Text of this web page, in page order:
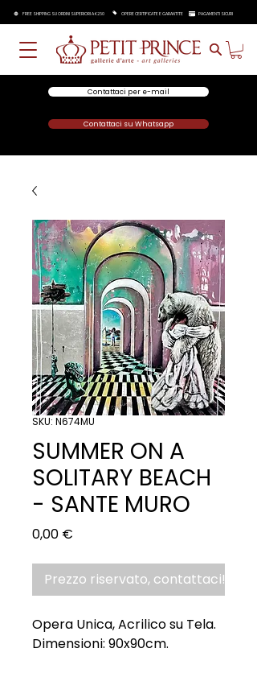
FREE SHIPPING SU ORDINI SUPERIORI A €250 OPERE CERTIFICATE E GARANTITE PAGAMENTI SICURI
Contattaci per e-mail
Contattaci su Whatsapp
SKU: N674MU
SUMMER ON A
SOLITARY BEACH
- SANTE MURO
0,00 €
Prezzo riservato, contattaci!
Opera Unica, Acrilico su Tela.
Dimensioni: 90x90cm.